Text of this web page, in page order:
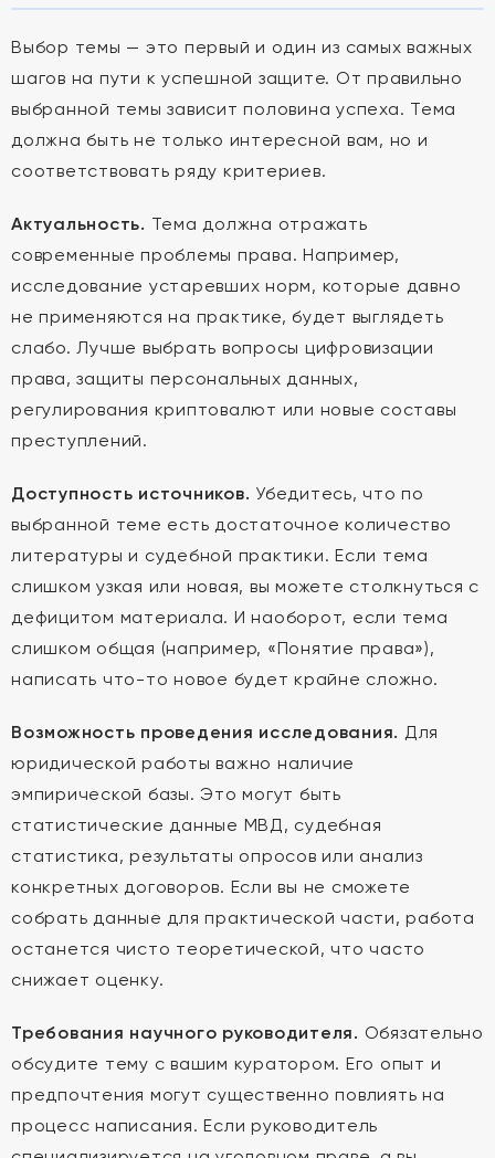
Выбор темы — это первый и один из самых важных
шагов на пути к успешной защите. От правильно
выбранной темы зависит половина успеха. Тема
должна быть не только интересной вам, но и
соответствовать ряду критериев.
Актуальность. Тема должна отражать
современные проблемы права. Например,
исследование устаревших норм, которые давно
не применяются на практике, будет выглядеть
слабо. Лучше выбрать вопросы цифровизации
права, защиты персональных данных,
регулирования криптовалют или новые составы
преступлений.
Доступность источников. Убедитесь, что по
выбранной теме есть достаточное количество
литературы и судебной практики. Если тема
слишком узкая или новая, вы можете столкнуться с
дефицитом материала. И наоборот, если тема
слишком общая (например, «Понятие права»),
написать что-то новое будет крайне сложно.
Возможность проведения исследования. Для
юридической работы важно наличие
эмпирической базы. Это могут быть
статистические данные МВД, судебная
статистика, результаты опросов или анализ
конкретных договоров. Если вы не сможете
собрать данные для практической части, работа
останется чисто теоретической, что часто
снижает оценку.
Требования научного руководителя. Обязательно
обсудите тему с вашим куратором. Его опыт и
предпочтения могут существенно повлиять на
процесс написания. Если руководитель